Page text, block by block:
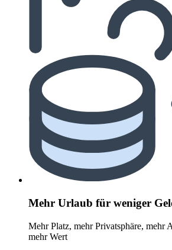
Mehr Urlaub für weniger
Mehr Platz, mehr Privatsphäre, mehr
mehr Wert